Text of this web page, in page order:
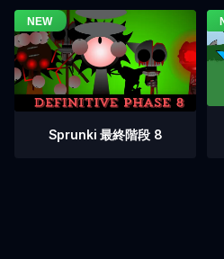
Sprunki 最終階段 8